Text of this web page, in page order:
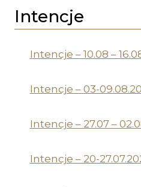
Intencje
Intencje – 10.08 –
Intencje – 03-
Intencje – 27.07 –
Intencje – 20-